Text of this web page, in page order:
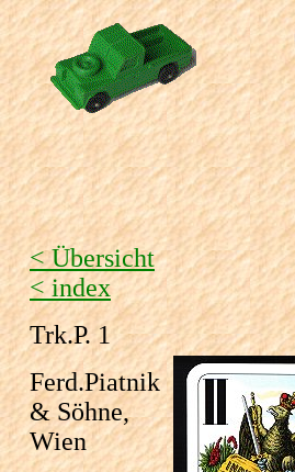
< Übersicht
< index
Trk.P. 1
Ferd.Piatnik
& Söhne,
Wien